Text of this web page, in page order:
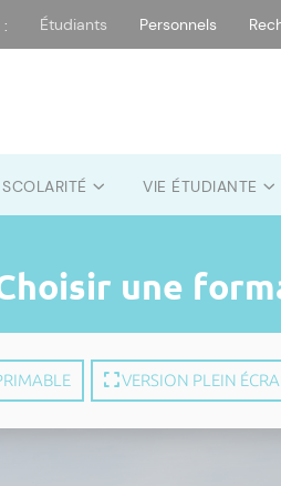
Étudiants Personnels
VIE ÉTUDIANTE
une
VERSION PLEIN